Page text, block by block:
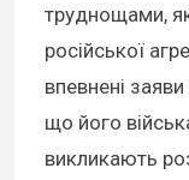
труднощами,
російської
впевнені
що його
викликають